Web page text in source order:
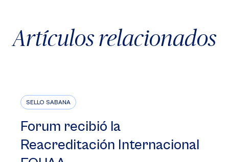
Artículos relacionados
SELLO SABANA
Forum recibió la
Reacreditación Internacional